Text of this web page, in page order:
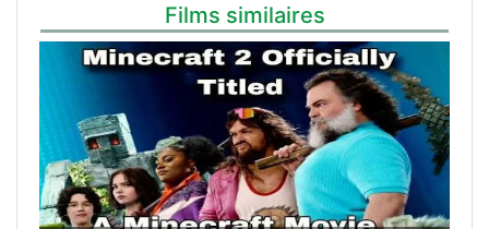
Films similaires